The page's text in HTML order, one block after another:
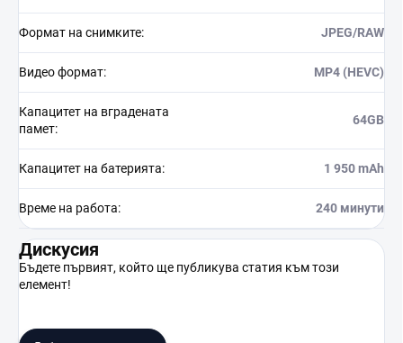
Формат на снимките: JPEG/RAW
Видео формат: MP4 (HEVC)
Капацитет на вградената
памет:
64GB
Капацитет на батерията: 1 950 mAh
Време на работа: 240 минути
Дискусия
Бъдете първият, който ще публикува статия към този
елемент!